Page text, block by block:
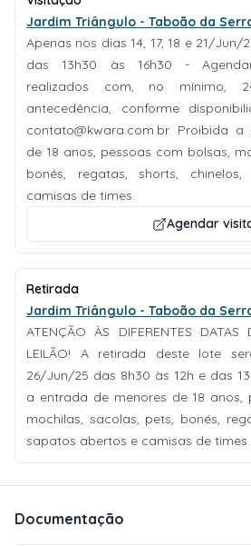
Jardim Triângulo - Taboão da
Apenas nos dias 14, 17, 18 e 21/Jun/
das 13h30 às 16h30 -
realizados com, no mínimo,
antecedência, conforme
contato@kwara.com.br. Proibida a
de 18 anos, pessoas com bolsas,
bonés, regatas, shorts,
camisas de times.
Agendar
Retirada
Jardim Triângulo - Taboão da
ATENÇÃO ÀS DIFERENTES DATAS
LEILÃO! A retirada deste lote
26/Jun/25 das 8h30 às 12h e das
a entrada de menores de 18 anos,
mochilas, sacolas, pets, bonés,
sapatos abertos e camisas de times.
Documentação